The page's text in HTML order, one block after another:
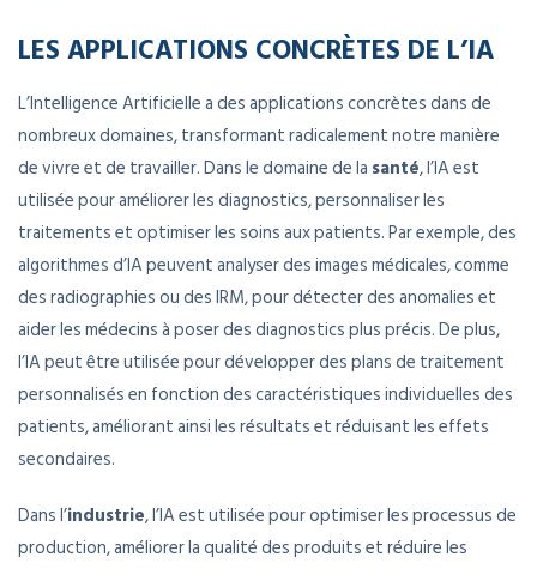
LES APPLICATIONS CONCRÈTES DE L’IA
L’Intelligence Artificielle a des applications concrètes dans de
nombreux domaines, transformant radicalement notre manière
de vivre et de travailler. Dans le domaine de la santé, l’IA est
utilisée pour améliorer les diagnostics, personnaliser les
traitements et optimiser les soins aux patients. Par exemple, des
algorithmes d’IA peuvent analyser des images médicales, comme
des radiographies ou des IRM, pour détecter des anomalies et
aider les médecins à poser des diagnostics plus précis. De plus,
l’IA peut être utilisée pour développer des plans de traitement
personnalisés en fonction des caractéristiques individuelles des
patients, améliorant ainsi les résultats et réduisant les effets
secondaires.
Dans l’industrie, l’IA est utilisée pour optimiser les processus de
production, améliorer la qualité des produits et réduire les